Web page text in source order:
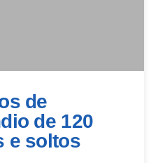
de
de 120
e soltos